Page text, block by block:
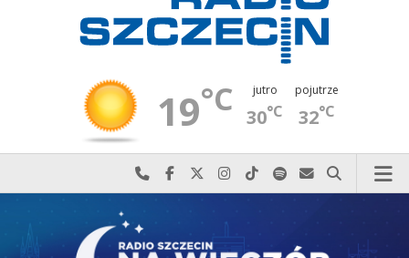
19°C jutro
30°C
pojutrze
32°C
Najlepiej po prostu do nas zadzwoń
Odwiedź nas na Facebook-u
Odwiedź nas na X
Odwiedź nas na Instagram-ie
Odwiedź nas na TikTok-u
Szukaj nas na Spotify
Wyślij do nas
Szukaj